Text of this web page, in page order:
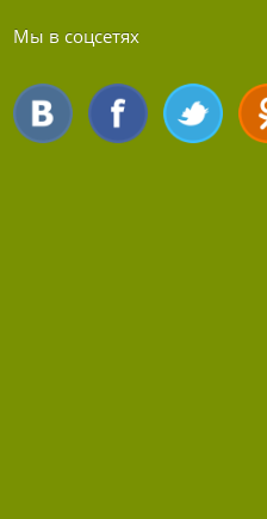
Мы в соцсетях